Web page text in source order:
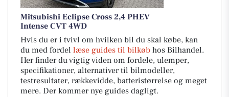
Mitsubishi Eclipse Cross 2,4 PHEV
Intense CVT 4WD
Hvis du er i tvivl om hvilken bil du skal købe, kan
du med fordel læse guides til bilkøb hos Bilhandel.
Her finder du vigtig viden om fordele, ulemper,
specifikationer, alternativer til bilmodeller,
testresultater, rækkevidde, batteristørrelse og meget
mere. Der kommer nye guides dagligt.